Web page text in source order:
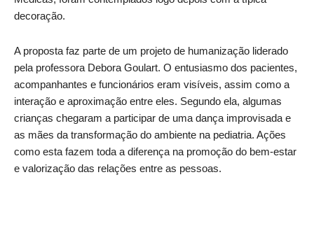
decoração.
A proposta faz parte de um projeto de humanização liderado
pela professora Debora Goulart. O entusiasmo dos pacientes,
acompanhantes e funcionários eram visíveis, assim como a
interação e aproximação entre eles. Segundo ela, algumas
crianças chegaram a participar de uma dança improvisada e
as mães da transformação do ambiente na pediatria. Ações
como esta fazem toda a diferença na promoção do bem-estar
e valorização das relações entre as pessoas.